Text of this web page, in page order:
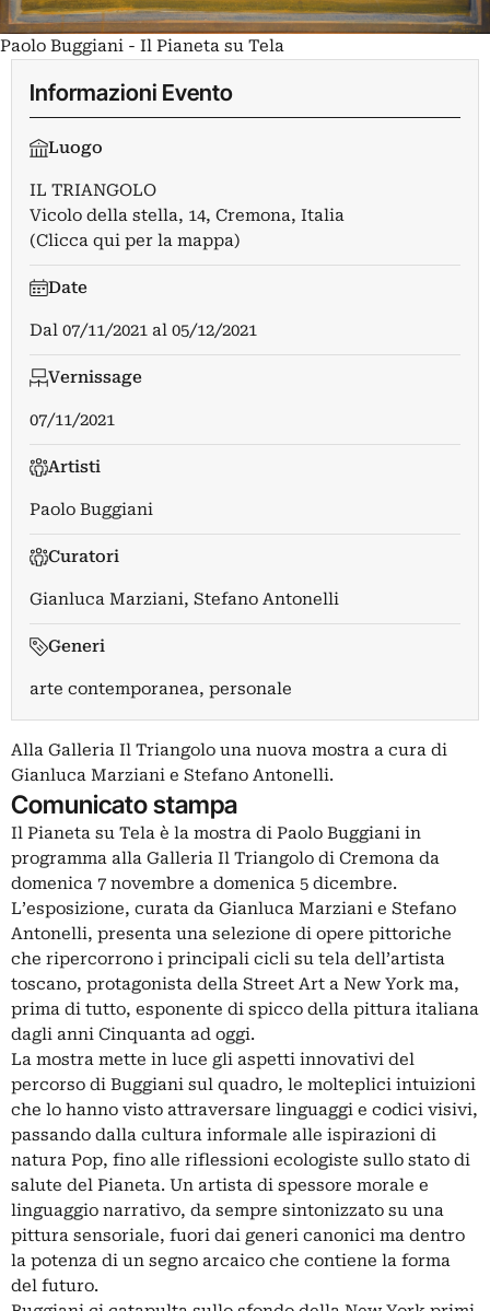
Paolo Buggiani - Il Pianeta su Tela
Informazioni Evento
Luogo
IL TRIANGOLO
Vicolo della stella, 14, Cremona, Italia
(Clicca qui per la mappa)
Date
Dal 07/11/2021 al 05/12/2021
Vernissage
07/11/2021
Artisti
Paolo Buggiani
Curatori
Gianluca Marziani, Stefano Antonelli
Generi
arte contemporanea, personale
Alla Galleria Il Triangolo una nuova mostra a cura di
Gianluca Marziani e Stefano Antonelli.
Comunicato stampa
Il Pianeta su Tela è la mostra di Paolo Buggiani in
programma alla Galleria Il Triangolo di Cremona da
domenica 7 novembre a domenica 5 dicembre.
L’esposizione, curata da Gianluca Marziani e Stefano
Antonelli, presenta una selezione di opere pittoriche
che ripercorrono i principali cicli su tela dell’artista
toscano, protagonista della Street Art a New York ma,
prima di tutto, esponente di spicco della pittura italiana
dagli anni Cinquanta ad oggi.
La mostra mette in luce gli aspetti innovativi del
percorso di Buggiani sul quadro, le molteplici intuizioni
che lo hanno visto attraversare linguaggi e codici visivi,
passando dalla cultura informale alle ispirazioni di
natura Pop, fino alle riflessioni ecologiste sullo stato di
salute del Pianeta. Un artista di spessore morale e
linguaggio narrativo, da sempre sintonizzato su una
pittura sensoriale, fuori dai generi canonici ma dentro
la potenza di un segno arcaico che contiene la forma
del futuro.